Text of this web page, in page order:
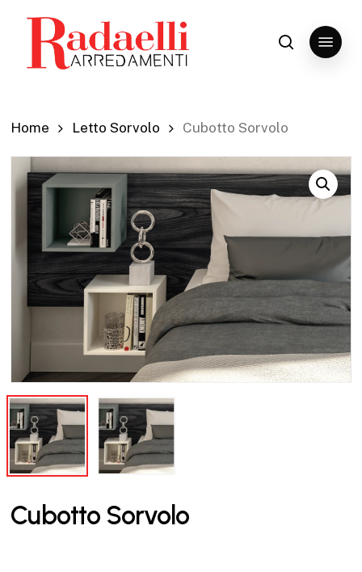
content
search
Menu
Home Letto Sorvolo Cubotto Sorvolo
Cubotto Sorvolo
Close